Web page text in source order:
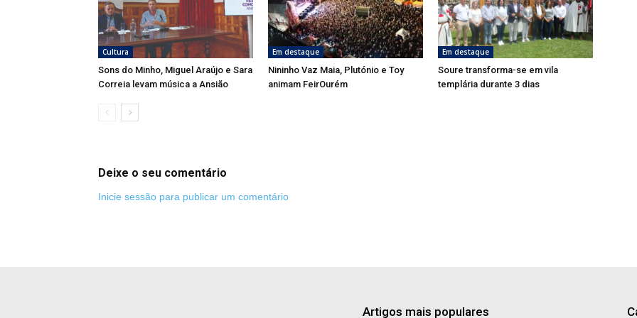
Cultura
Sons do Minho, Miguel Araújo e Sara
Correia levam música a Ansião
Em destaque
Nininho Vaz Maia, Plutónio e Toy
animam FeirOurém
Em destaque
Soure transforma-se em vila
templária durante 3 dias
Deixe o seu comentário
Inicie sessão para publicar um comentário
Artigos mais populares